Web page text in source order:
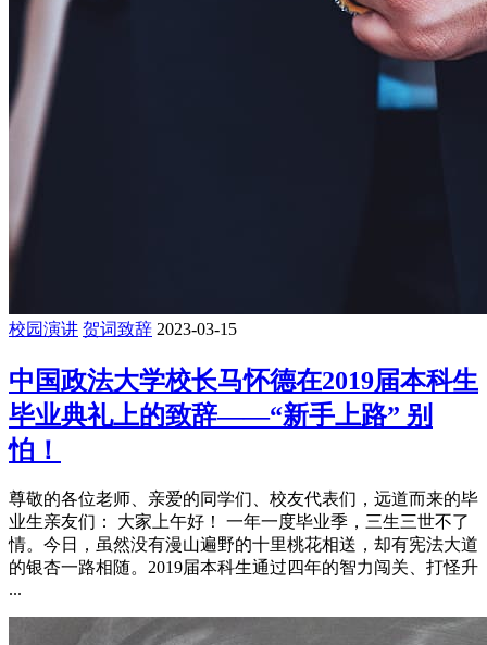
校园演讲 贺词致辞 2023-03-15
中国政法大学校长马怀德在2019届本科生
毕业典礼上的致辞——“新手上路” 别
怕！
尊敬的各位老师、亲爱的同学们、校友代表们，远道而来的毕
业生亲友们： 大家上午好！ 一年一度毕业季，三生三世不了
情。今日，虽然没有漫山遍野的十里桃花相送，却有宪法大道
的银杏一路相随。2019届本科生通过四年的智力闯关、打怪升
...